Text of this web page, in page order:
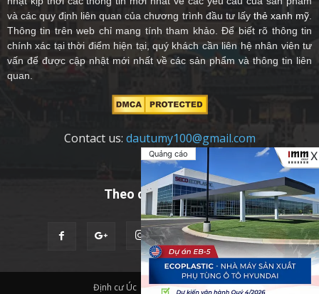
Quảng cáo X
và các quy định liên quan của chương trình đầu tư lấy thẻ xanh mỹ
Thông tin trên web chỉ mang tính tham khảo. Để biết rõ thông tin
chính xác tại thời điểm hiện tại, quý khách cần liên hệ nhân viên tư
vấn để được cập nhật mới nhất về các sản phẩm và thông tin liên
quan.
Contact us: dautumy100@gmail.com
Theo dõi chúng tôi
Định cư Úc Quốc Tịch Châu Âu